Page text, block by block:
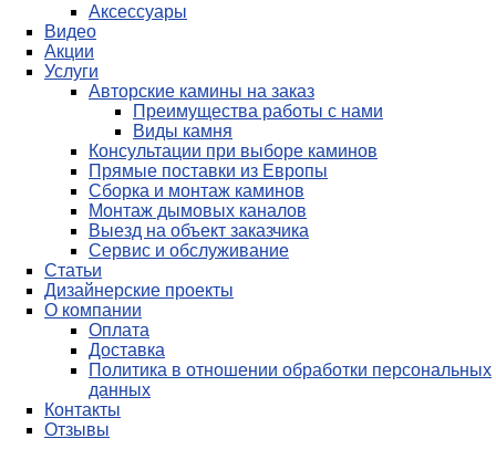
Аксессуары
Видео
Акции
Услуги
Авторские камины на заказ
Преимущества работы с нами
Виды камня
Консультации при выборе каминов
Прямые поставки из Европы
Сборка и монтаж каминов
Монтаж дымовых каналов
Выезд на объект заказчика
Сервис и обслуживание
Статьи
Дизайнерские проекты
О компании
Оплата
Доставка
Политика в отношении обработки персональных
данных
Контакты
Отзывы